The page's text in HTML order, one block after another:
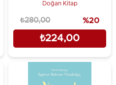
Doğan Kitap
₺224,00
₺280,00 %20